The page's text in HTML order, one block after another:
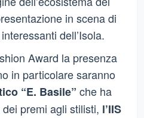
in scena di
dell’Isola.
Award la presenza
in particolare saranno
“E. Basile” che ha
premi agli stilisti, l’IIS